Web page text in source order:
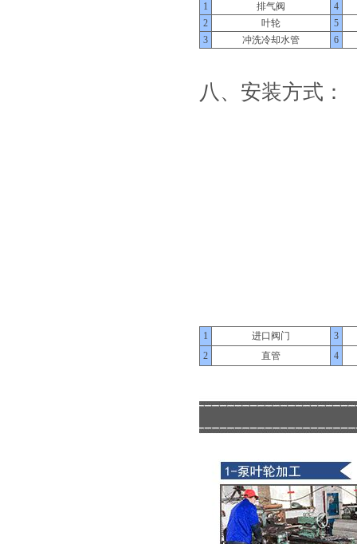
1 排气阀
4
2
叶轮
5
3
冲洗冷却水管 6
八、安装方式：
1 进口阀门
3
2
直管 4